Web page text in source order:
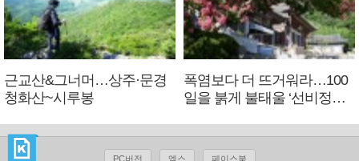
근교산&그너머…상주·문경
청화산~시루봉
폭염보다 더 뜨거워라…100
일을 붉게 불태울 ‘선비정신’
PC버전 엑스 페이스북